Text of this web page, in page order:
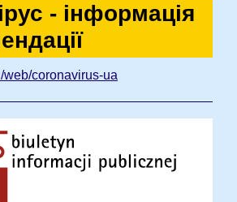
- інформація
web/coronavirus-ua